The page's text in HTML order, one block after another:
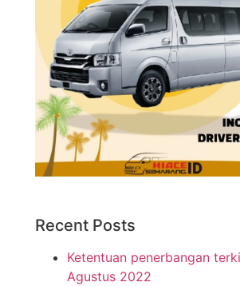
Recent Posts
Ketentuan penerbangan
Agustus 2022